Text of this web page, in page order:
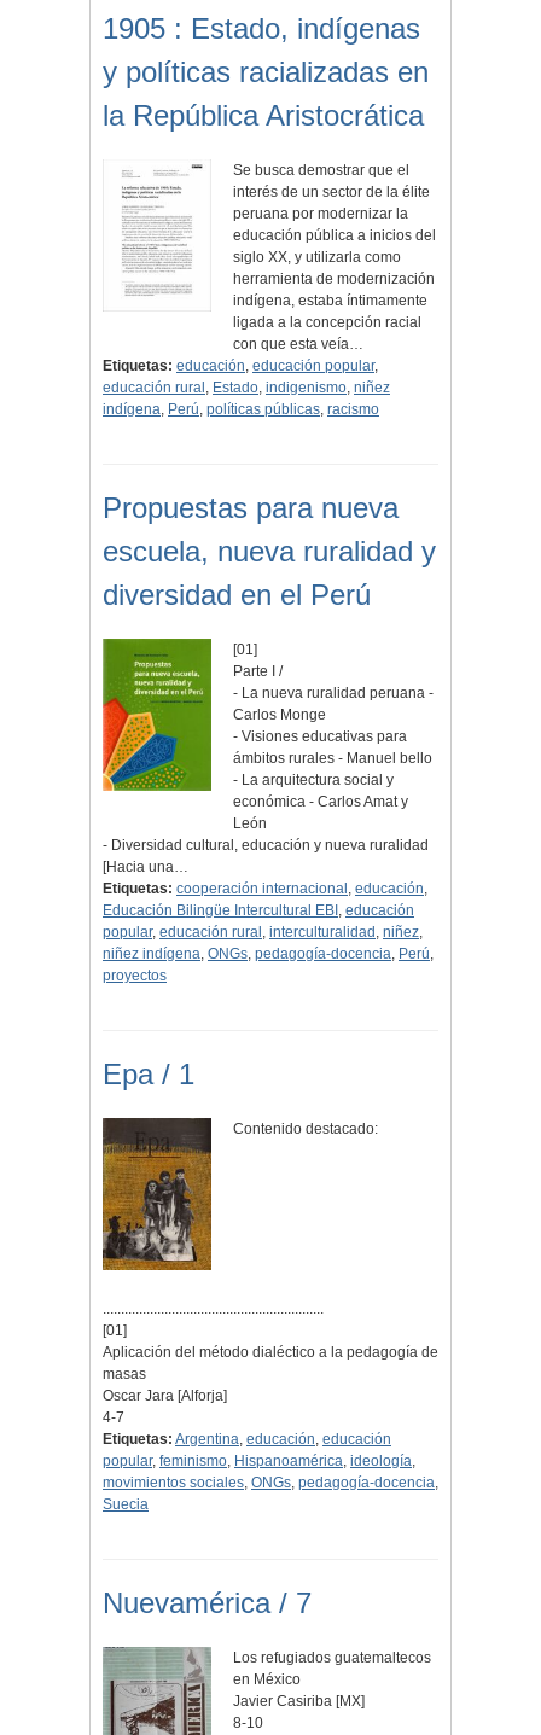
1905 : Estado, indígenas
y políticas racializadas en
la República Aristocrática
Se busca demostrar que el
interés de un sector de la élite
peruana por modernizar la
educación pública a inicios del
siglo XX, y utilizarla como
herramienta de modernización
indígena, estaba íntimamente
ligada a la concepción racial
con que esta veía…
Etiquetas: educación, educación popular,
educación rural , Estado, indigenismo, niñez
indígena, Perú, políticas públicas, racismo
Propuestas para nueva
escuela, nueva ruralidad y
diversidad en el Perú
[01]
Parte I /
- La nueva ruralidad peruana -
Carlos Monge
- Visiones educativas para
ámbitos rurales - Manuel bello
- La arquitectura social y
económica - Carlos Amat y
León
- Diversidad cultural, educación y nueva ruralidad
[Hacia una…
Etiquetas: cooperación internacional , educación,
Educación Bilingüe Intercultural EBI , educación
popular, educación rural , interculturalidad , niñez,
niñez indígena, ONGs, pedagogía-docencia, Perú,
proyectos
Epa / 1
Contenido destacado:
.............................................................
[01]
Aplicación del método dialéctico a la pedagogía de
masas
Oscar Jara [Alforja]
4-7
Etiquetas: Argentina, educación, educación
popular, feminismo, Hispanoamérica, ideología,
movimientos sociales, ONGs, pedagogía-docencia,
Suecia
Nuevamérica / 7
Los refugiados guatemaltecos
en México
Javier Casiriba [MX]
8-10